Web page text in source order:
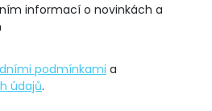
informací o novinkách a
podmínkami a
údajů.